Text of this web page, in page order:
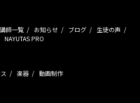
講師一覧 お知らせ ブログ
生徒の声
NAYUTAS PRO
楽器 動画制作